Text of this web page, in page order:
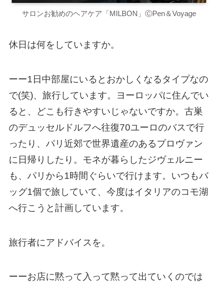
サロンお勧めのヘアケア「MILBON」ⒸPen＆Voyage
休日は何をしていますか。
ーー1日中部屋にいるとおかしくなるタイプなの
で(笑)、旅行しています。ヨーロッパに住んでい
ると、どこも行きやすいじゃないですか。古巣
のデュッセルドルフへ往復70ユーロのバスで行
ったり、パリ近郊で世界遺産のあるプロヴァン
に日帰りしたり。モネが暮らしたジヴェルニー
も、パリから1時間ぐらいで行けます。いつもバ
ッグ1個で旅していて、今度はイタリアのコモ湖
へ行こうと計画しています。
旅行者にアドバイスを。
ーーお店に黙って入って黙って出ていくのでは